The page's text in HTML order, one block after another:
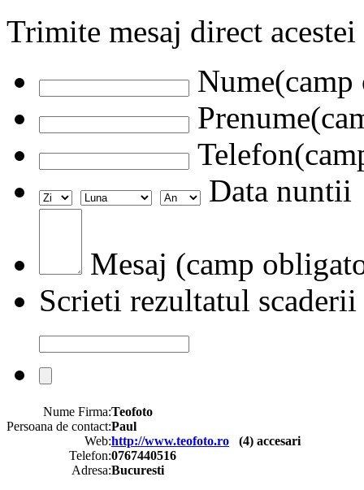
Trimite mesaj direct
Data nuntii
Mesaj (camp
Scrieti rezultatul scaderii
Nume Firma:Teofoto
Persoana de contact:Paul
Web:http://www.teofoto.ro (4) accesari
Telefon:0767440516
Adresa:Bucuresti